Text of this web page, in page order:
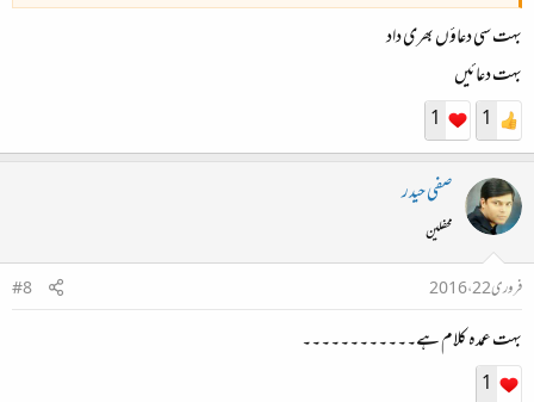
بہت سی دعاؤں بھری داد
بہت دعائیں
1
1
صفی حیدر
محفلین
فروری 22، 2016
#8
بہت عمدہ کلام ہے۔۔۔۔۔۔۔۔۔۔۔۔
1